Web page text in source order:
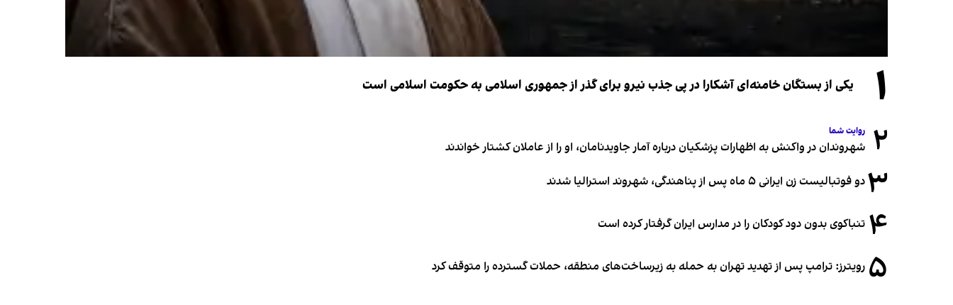
۱ یکی از بستگان خامنه‌ای آشکارا در پی جذب نیرو برای گذر از جمهوری اسلامی به حکومت اسلامی است
۲ روایت شما
شهروندان در واکنش به اظهارات پزشکیان درباره آمار جاویدنامان، او را از عاملان کشتار خواندند
۳دو فوتبالیست زن ایرانی ۵ ماه پس از پناهندگی، شهروند استرالیا شدند
۴ تنباکوی بدون دود کودکان را در مدارس ایران گرفتار کرده است
۵ رویترز: ترامپ پس از تهدید تهران به حمله به زیرساخت‌های منطقه، حملات گسترده را متوقف کرد